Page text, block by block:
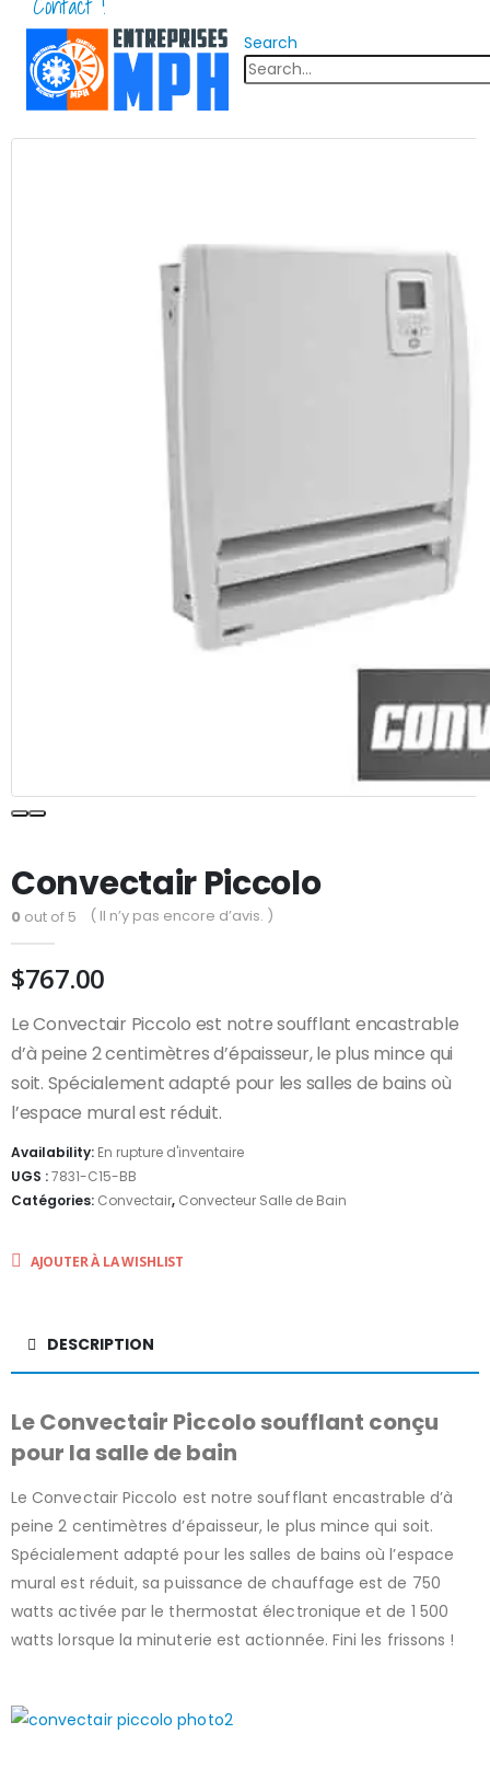
Search
Convectair Piccolo
0 out of 5 ( Il n’y pas encore d’avis. )
$767.00
Le Convectair Piccolo est notre soufflant encastrable
d’à peine 2 centimètres d’épaisseur, le plus mince qui
soit. Spécialement adapté pour les salles de bains où
l’espace mural est réduit.
Availability: En rupture d'inventaire
UGS :7831-C15-BB
Catégories: Convectair, Convecteur Salle de Bain
AJOUTER À LA WISHLIST
DESCRIPTION
Le Convectair Piccolo soufflant conçu
pour la salle de bain
Le Convectair Piccolo est notre soufflant encastrable d’à
peine 2 centimètres d’épaisseur, le plus mince qui soit.
Spécialement adapté pour les salles de bains où l’espace
mural est réduit, sa puissance de chauffage est de 750
watts activée par le thermostat électronique et de 1 500
watts lorsque la minuterie est actionnée. Fini les frissons !